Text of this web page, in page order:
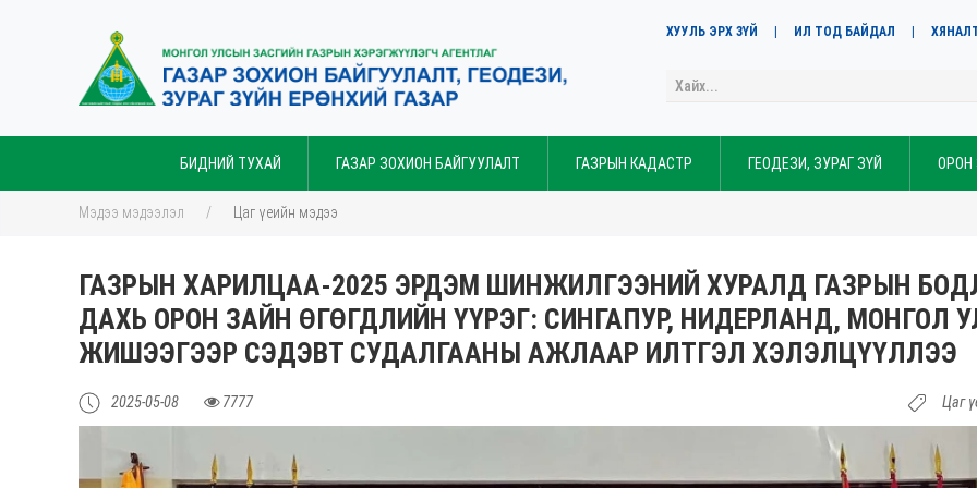
ХУУЛЬ ЭРХ ЗҮЙ ИЛ ТОД БАЙДАЛ
БИДНИЙ ТУХАЙ ГАЗАР ЗОХИОН БАЙГУУЛАЛТ ГАЗРЫН КАДАСТР ГЕОДЕЗИ, ЗУРАГ ЗҮЙ ОРОН
Мэдээ мэдээлэл Цаг үеийн мэдээ
ГАЗРЫН ХАРИЛЦАА-2025 ЭРДЭМ ШИНЖИЛГЭЭНИЙ ХУРАЛД ГАЗРЫН
ДАХЬ ОРОН ЗАЙН ӨГӨГДЛИЙН ҮҮРЭГ: СИНГАПУР, НИДЕРЛАНД, МОНГОЛ
ЖИШЭЭГЭЭР СЭДЭВТ СУДАЛГААНЫ АЖЛААР ИЛТГЭЛ ХЭЛЭЛЦҮҮЛЛЭЭ
2025-05-08 7777 Цаг